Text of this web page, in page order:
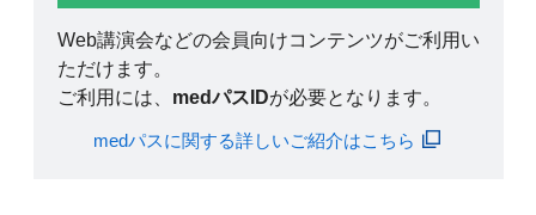
Web講演会などの会員向けコンテンツがご利用い
ただけます。
ご利用には、 medパスIDが必要となります。
medパスに関する詳しいご紹介はこちら